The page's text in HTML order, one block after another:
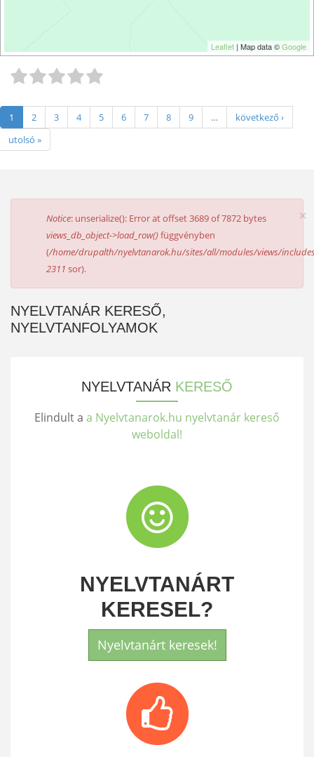
Leaflet | Map data ©Google
1 2 3 4 5 6 7 8 9 …
következő ›
utolsó »
×
HIBAÜZENET
Notice: unserialize(): Error at offset 3689 of 7872 bytes
views_db_object->load_row() függvényben
(/home/drupalth/nyelvtanarok.hu/sites/all/modules/views/
2311 sor).
NYELVTANÁR KERESŐ,
NYELVTANFOLYAMOK
NYELVTANÁR KERESŐ
Elindult a a Nyelvtanarok.hu nyelvtanár kereső
weboldal!
NYELVTANÁRT
KERESEL?
Nyelvtanárt keresek!